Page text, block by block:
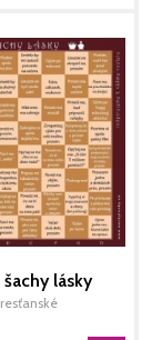
lásky